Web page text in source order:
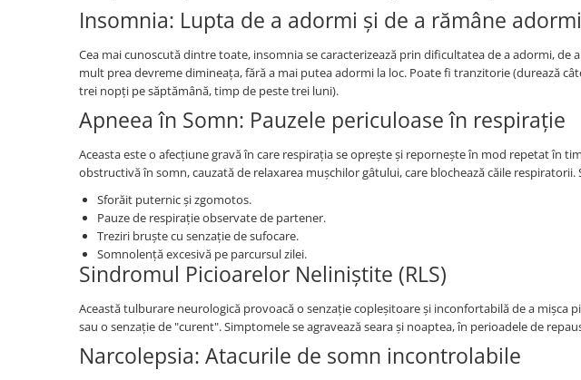
Insomnia: Lupta de a adormi și de a rămâne
Cea mai cunoscută dintre toate, insomnia se caracterizează prin dificultatea de a adormi,
mult prea devreme dimineața, fără a mai putea adormi la loc. Poate fi tranzitorie (durează
trei nopți pe săptămână, timp de peste trei luni).
Apneea în Somn: Pauzele periculoase în respirație
Aceasta este o afecțiune gravă în care respirația se oprește și repornește în mod repetat în
obstructivă în somn, cauzată de relaxarea mușchilor gâtului, care blochează căile respiratorii.
Sforăit puternic și zgomotos.
Pauze de respirație observate de partener.
Treziri bruște cu senzație de sufocare.
Somnolență excesivă pe parcursul zilei.
Sindromul Picioarelor Neliniștite (RLS)
Această tulburare neurologică provoacă o senzație copleșitoare și inconfortabilă de a mișca
sau o senzație de "curent". Simptomele se agravează seara și noaptea, în perioadele de
Narcolepsia: Atacurile de somn incontrolabile